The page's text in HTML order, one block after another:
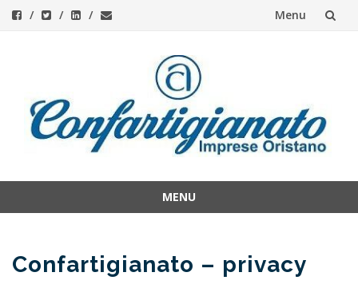
Menu
content
MENU
content
Confartigianato – privacy